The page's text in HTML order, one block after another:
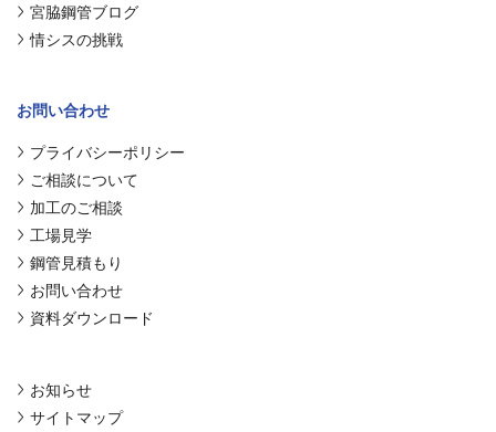
宮脇鋼管ブログ
情シスの挑戦
お問い合わせ
プライバシーポリシー
ご相談について
加工のご相談
工場見学
鋼管見積もり
お問い合わせ
資料ダウンロード
お知らせ
サイトマップ